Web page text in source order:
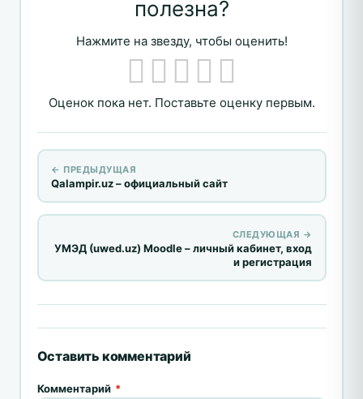
полезна?
Нажмите на звезду, чтобы оценить!
Оценок пока нет. Поставьте оценку первым.
← ПРЕДЫДУЩАЯ
Qalampir.uz – официальный сайт
СЛЕДУЮЩАЯ →
УМЭД (uwed.uz) Moodle – личный кабинет, вход
и регистрация
Оставить комментарий
Комментарий *